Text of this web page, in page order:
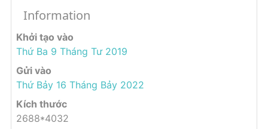
Information
Khởi tạo vào
Thứ Ba 9 Tháng Tư 2019
Gửi vào
Thứ Bảy 16 Tháng Bảy 2022
Kích thước
2688*4032